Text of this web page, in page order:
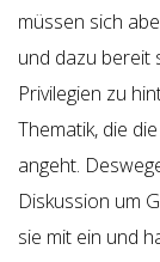
müssen sich
und dazu bereit
Privilegien zu
Thematik, die
angeht.
Diskussion um
sie mit ein und